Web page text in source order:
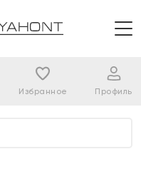
Избранное Профиль